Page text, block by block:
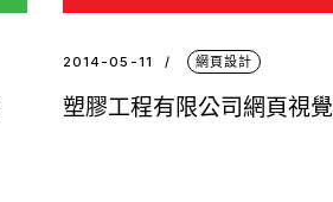
2014-05-11 網頁設計
塑膠工程有限公司網頁視覺